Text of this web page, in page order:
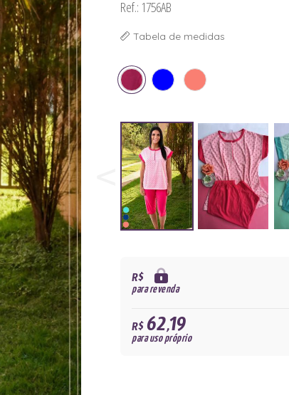
Ref.: 1756AB
Tabela de medidas
R$
para revenda
R$62,19
para uso próprio